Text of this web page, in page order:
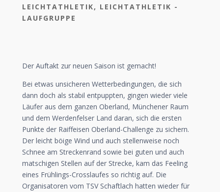
LEICHTATHLETIK, LEICHTATHLETIK -
LAUFGRUPPE
Der Auftakt zur neuen Saison ist gemacht!
Bei etwas unsicheren Wetterbedingungen, die sich
dann doch als stabil entpuppten, gingen wieder viele
Läufer aus dem ganzen Oberland, Münchener Raum
und dem Werdenfelser Land daran, sich die ersten
Punkte der Raiffeisen Oberland-Challenge zu sichern.
Der leicht böige Wind und auch stellenweise noch
Schnee am Streckenrand sowie bei guten und auch
matschigen Stellen auf der Strecke, kam das Feeling
eines Frühlings-Crosslaufes so richtig auf. Die
Organisatoren vom TSV Schaftlach hatten wieder für